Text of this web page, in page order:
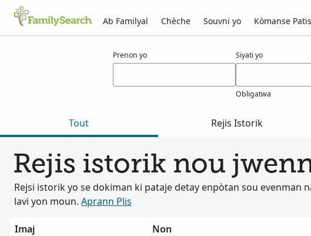
Ab Familyal Chèche Souvni yo Kòmanse
Prenon yo Siyati yo
Obligatwa
Tout Rejis Istorik
Rejis istorik nou
Rejsi istorik yo se dokiman ki pataje detay enpòtan sou evenman
lavi yon moun. Aprann Plis
Imaj Non